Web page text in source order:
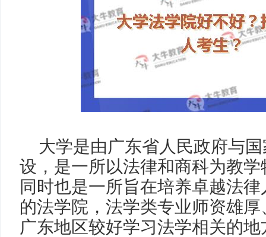
大学是由广东省人民政府与
设，是一所以法律和商科为教
同时也是一所旨在培养卓越法
的法学院，法学类专业师资雄
广东地区较好学习法学相关的地